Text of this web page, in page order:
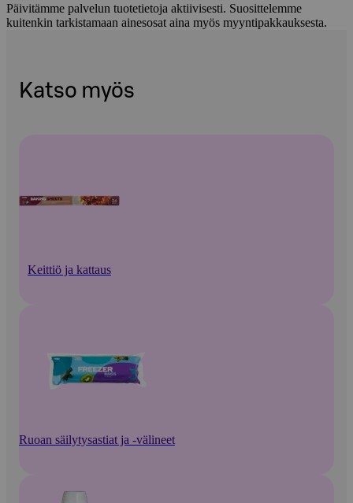
Päivitämme palvelun tuotetietoja aktiivisesti. Suosittelemme
kuitenkin tarkistamaan ainesosat aina myös myyntipakkauksesta.
Katso myös
Keittiö ja kattaus
Ruoan säilytysastiat ja -välineet